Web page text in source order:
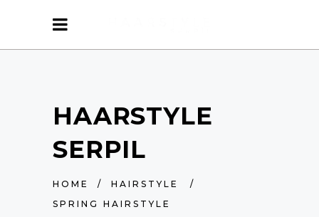
HAARSTYLE
SERPIL
HOME / HAIRSTYLE
/
SPRING HAIRSTYLE